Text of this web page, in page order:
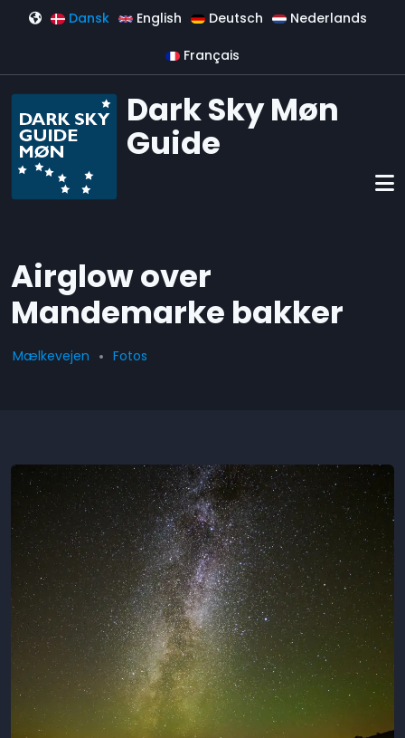
Gå til hovedindhold
Dansk English Deutsch Nederlands
Français
Dark Sky Møn
Guide
Airglow over
Mandemarke bakker
Mælkevejen Fotos